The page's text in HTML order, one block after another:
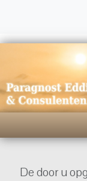
De door u